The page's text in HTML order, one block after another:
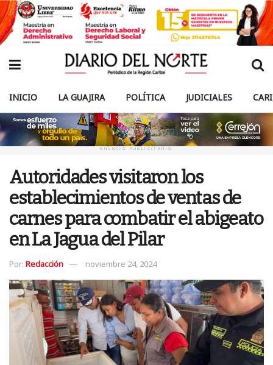
INICIO LA GUAJIRA POLÍTICA JUDICIALES
ANUNCIO PUBLICITARIO
Autoridades visitaron los
establecimientos de ventas de
carnes para combatir el abigeato
en La Jagua del Pilar
Por: Redacción noviembre 24, 2024